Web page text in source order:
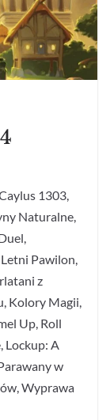
1303,
Naturalne,
Pawilon,
z
Kolory Magii,
Up, Roll
Lockup: A
w
Wyprawa